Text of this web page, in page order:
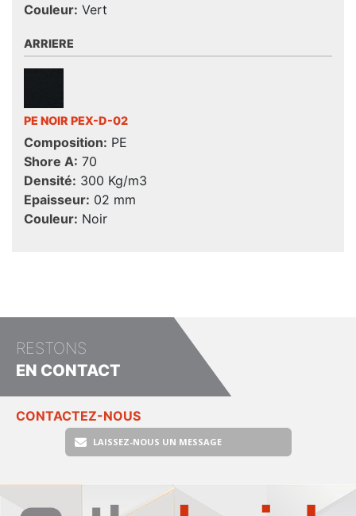
Couleur: Vert
ARRIERE
PE NOIR PEX-D-02
Composition: PE
Shore A: 70
Densité: 300 Kg/m3
Epaisseur: 02 mm
Couleur: Noir
RESTONS
EN CONTACT
CONTACTEZ-NOUS
LAISSEZ-NOUS UN MESSAGE